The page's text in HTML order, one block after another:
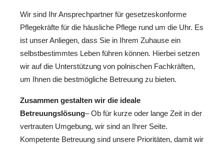
Wir sind Ihr Ansprechpartner für gesetzeskonforme
Pflegekräfte für die häusliche Pflege rund um die Uhr. Es
ist unser Anliegen, dass Sie in Ihrem Zuhause ein
selbstbestimmtes Leben führen können. Hierbei setzen
wir auf die Unterstützung von polnischen Fachkräften,
um Ihnen die bestmögliche Betreuung zu bieten.
Zusammen gestalten wir die ideale
Betreuungslösung– Ob für kurze oder lange Zeit in der
vertrauten Umgebung, wir sind an Ihrer Seite.
Kompetente Betreuung sind unsere Prioritäten, damit wir